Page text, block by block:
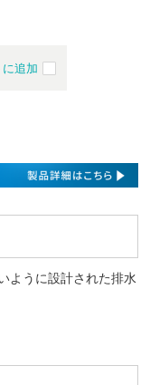
追加
ように設計された排水